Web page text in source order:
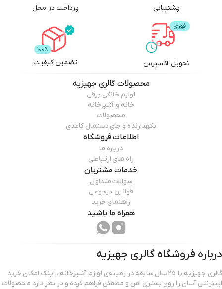
پشتیبانی پرداخت در محل
تحویل اکسپرس تضمین کیفیت
محصولاتگالری جهیزیه
لوازم خانگی برقی
خانه و آشپزخانه
محصولات
نگهدارنده و جای دستمال کاغذی
اطلاعات فروشگاه
درباره ما
راه های ارتباطی
خدمات مشتریان
سوالات متداول
قوانین مرجوعی
راهنمای خرید
همراه ما باشید
درباره فروشگاه گالری جهیزیه
گالری جهیزیه با 25 سال سابقه در زمینه‌ی لوازم آشپزخانه ، اینک امکان خرید
اینترنتی آسان را روی بستری امن و مطمئن فراهم کرده و در نظر دارد محصولات